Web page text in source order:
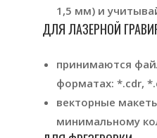
1,5 мм) и
ДЛЯ ЛАЗЕРНОЙ
принимаются
форматах: *.cdr,
векторные
минимальному